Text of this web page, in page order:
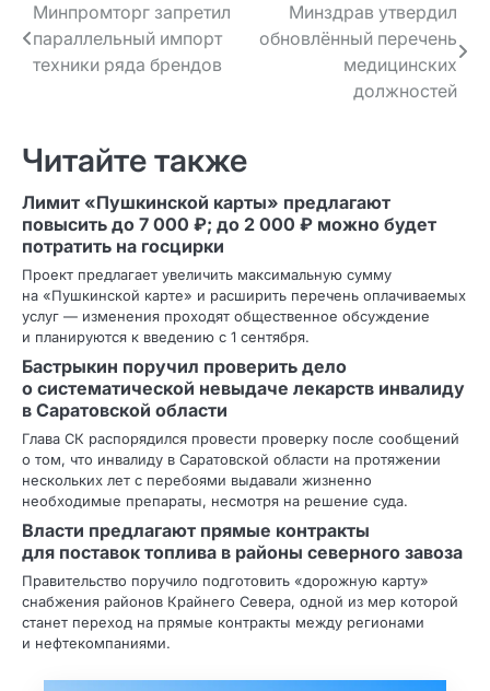
Навигация
по записям
Минпромторг запретил
параллельный импорт
техники ряда брендов
Минздрав утвердил
обновлённый перечень
медицинских
должностей
Читайте также
Лимит «Пушкинской карты» предлагают
повысить до 7 000 ₽; до 2 000 ₽ можно будет
потратить на госцирки
Проект предлагает увеличить максимальную сумму
на «Пушкинской карте» и расширить перечень оплачиваемых
услуг — изменения проходят общественное обсуждение
и планируются к введению с 1 сентября.
Бастрыкин поручил проверить дело
о систематической невыдаче лекарств инвалиду
в Саратовской области
Глава СК распорядился провести проверку после сообщений
о том, что инвалиду в Саратовской области на протяжении
нескольких лет с перебоями выдавали жизненно
необходимые препараты, несмотря на решение суда.
Власти предлагают прямые контракты
для поставок топлива в районы северного завоза
Правительство поручило подготовить «дорожную карту»
снабжения районов Крайнего Севера, одной из мер которой
станет переход на прямые контракты между регионами
и нефтекомпаниями.